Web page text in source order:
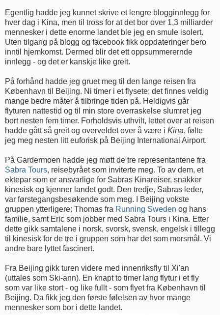
Egentlig hadde jeg kunnet skrive et lengre blogginnlegg for
hver dag i Kina, men til tross for at det bor over 1,3 milliarder
mennesker i dette enorme landet ble jeg en smule isolert.
Uten tilgang på blogg og facebook fikk oppdateringer bero
inntil hjemkomst. Dermed blir det ett oppsummerernde
innlegg - og det er kanskje like greit.
På forhånd hadde jeg gruet meg til den lange reisen fra
København til Beijing. Ni timer i et flysete; det finnes veldig
mange bedre måter å tilbringe tiden på. Heldigvis går
flyturen nattestid og til min store overraskelse slumret jeg
bort nesten fem timer. Forholdsvis uthvilt, lettet over at reisen
hadde gått så greit og overveldet over å være i Kina, følte
jeg meg nesten litt euforisk på Beijing International Airport.
På Gardermoen hadde jeg møtt de tre representantene fra
Sabra Tours, reisebyrået som inviterte meg. To av dem, et
ektepar som er ansvarlige for Sabras Kinareiser, snakker
kinesisk og kjenner landet godt. Den tredje, Sabras leder,
var førstegangsbesøkende som meg. I Beijing vokste
gruppen ytterligere: Thomas fra Running Sweden og hans
familie, samt Eric som jobber med Sabra Tours i Kina. Etter
dette gikk samtalene i norsk, svorsk, svensk, engelsk i tillegg
til kinesisk for de tre i gruppen som har det som morsmål. Vi
andre bare lyttet fascinert.
Fra Beijing gikk turen videre med innenriksfly til Xi'an
(uttales som Ski-ann). En knapt to timer lang flytur i et fly
som var like stort - og like fullt - som flyet fra København til
Beijing. Da fikk jeg den første følelsen av hvor mange
mennesker som bor i dette landet.